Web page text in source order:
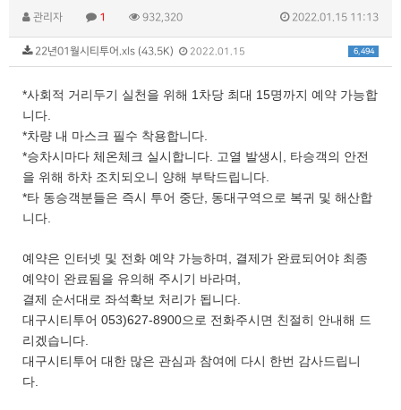
관리자 1 932,320 2022.01.15 11:13
6,494
22년01월시티투어.xls (43.5K) 2022.01.15
*사회적 거리두기 실천을 위해 1차당 최대 15명까지 예약 가능합
니다.
*차량 내 마스크 필수 착용합니다.
*승차시마다 체온체크 실시합니다. 고열 발생시, 타승객의 안전
을 위해 하차 조치되오니 양해 부탁드립니다.
*타 동승객분들은 즉시 투어 중단, 동대구역으로 복귀 및 해산합
니다.
예약은 인터넷 및 전화 예약 가능하며, 결제가 완료되어야 최종
예약이 완료됨을 유의해 주시기 바라며,
결제 순서대로 좌석확보 처리가 됩니다.
대구시티투어 053)627-8900으로 전화주시면 친절히 안내해 드
리겠습니다.
대구시티투어 대한 많은 관심과 참여에 다시 한번 감사드립니
다.